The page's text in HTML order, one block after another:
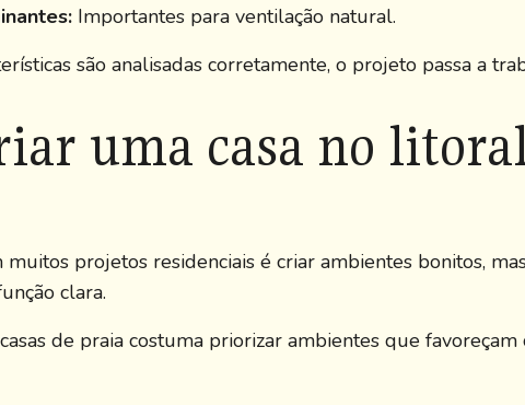
Importantes para ventilação natural.
são analisadas corretamente, o projeto passa a
uma casa no
projetos residenciais é criar ambientes bonitos,
clara.
de praia costuma priorizar ambientes que favoreçam